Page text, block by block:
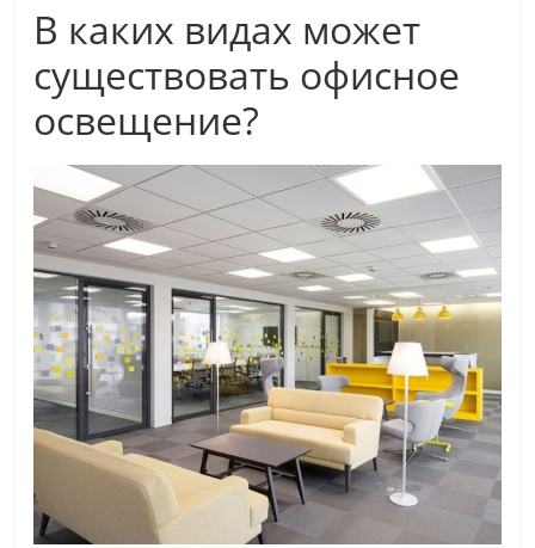
В каких видах может
существовать офисное
освещение?